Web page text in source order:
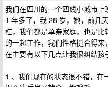
我们在四川的一个四线小城市
1 年多了，我 28 岁，她，前几
杠，我们都是单亲家庭，也是
的一起工作，我们性格挺合得
在主要有以下几点让我很纠结孩
1 、我们现在的状态很不错，在